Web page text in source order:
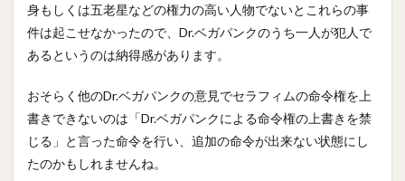
身もしくは五老星などの権力の高い人物でないとこれらの事
件は起こせなかったので、Dr.ベガパンクのうち一人が犯人で
あるというのは納得感があります。
おそらく他のDr.ベガパンクの意見でセラフィムの命令権を上
書きできないのは「Dr.ベガパンクによる命令権の上書きを禁
じる」と言った命令を行い、追加の命令が出来ない状態にし
たのかもしれませんね。